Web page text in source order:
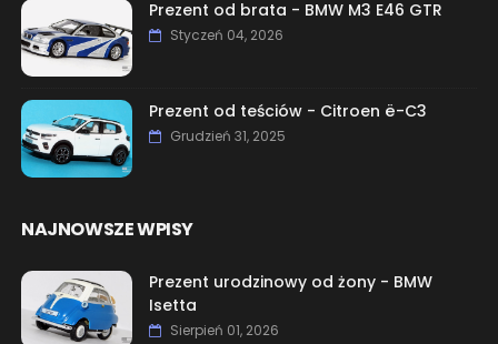
Prezent od brata - BMW M3 E46 GTR
Styczeń 04, 2026
Prezent od teściów - Citroen ë-C3
Grudzień 31, 2025
NAJNOWSZE WPISY
Prezent urodzinowy od żony - BMW
Isetta
Sierpień 01, 2026